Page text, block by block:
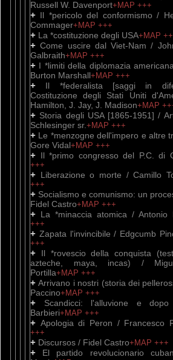
Russell W. Davenport+MAP +++
+ Il *pericolo del conformismo /
Commager+MAP +++
+ La *costituzione degli USA+MAP
+Come uscire dal Viet-Nam /
Galbraith+MAP +++
+ I *limiti della diplomazia
Burton Marshall+MAP +++
+ Il *federalista [saggi in
Costituzione degli Stati Uniti
Hamilton, J. Jay, J. Madison+MAP
+ Storia degli USA [1865-1951] /
Schlesinger sr. +MAP +++
+ Le *menzogne dell'impero e altre
Gore Vidal+MAP +++
+ Il *primo congresso del P.C. di
+++
+ Liberazione o morte / Camillo
+++
+ Socialismo e comunismo: un
Fidel Castro+MAP +++
+ La *minaccia atomica / Antonio
+++
+ Zapata l'invincibile / Edgcumb
+++
+
Il *rovescio della conquista
azteche, maya, incas) /
Portilla+MAP +++
+Arrivano i nostri (storia dei
Paccino+MAP +++
+
Scandicci: l'alluvione e
Barbieri+MAP +++
+ Apologia di Peron / Francesco
+++
+ Discursos / Fidel Castro+MAP +++
+ El partido revolucionario